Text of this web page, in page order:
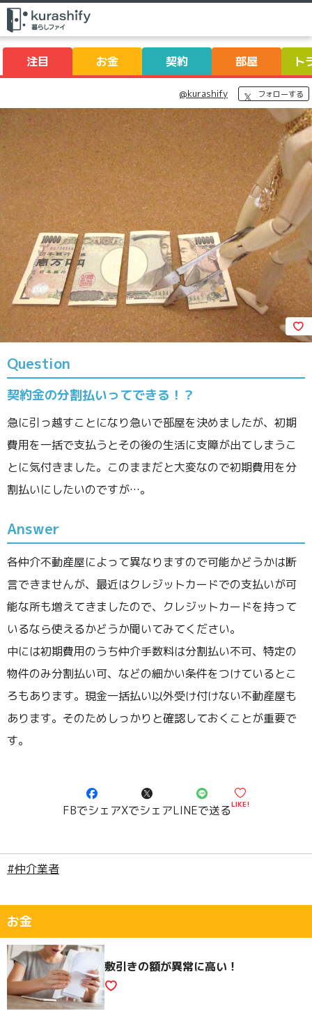
注目 お金 契約 部屋 ト
@kurashify フォローする
契約金の分割払いってできる！？
Question
急に引っ越すことになり急いで部屋を決めましたが、初期
費用を一括で支払うとその後の生活に支障が出てしまうこ
とに気付きました。このままだと大変なので初期費用を分
割払いにしたいのですが…。
Answer
各仲介不動産屋によって異なりますので可能かどうかは断
言できませんが、最近はクレジットカードでの支払いが可
能な所も増えてきましたので、クレジットカードを持って
いるなら使えるかどうか聞いてみてください。
中には初期費用のうち仲介手数料は分割払い不可、特定の
物件のみ分割払い可、などの細かい条件をつけているとこ
ろもあります。現金一括払い以外受け付けない不動産屋も
あります。そのためしっかりと確認しておくことが重要で
す。
FBでシェアXでシェアLINEで送るLIKE!
#仲介業者
お金
敷引きの額が異常に高い！